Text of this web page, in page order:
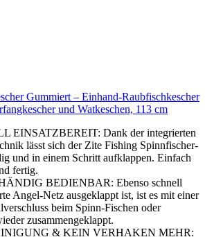
Gummiert – Einhand-Raubfischkescher
und Watkeschen, 113 cm
EINSATZBEREIT: Dank der integrierten
lässt sich der Zite Fishing Spinnfischer-
und in einem Schritt aufklappen. Einfach
fertig.
BEDIENBAR: Ebenso schnell
Angel-Netz ausgeklappt ist, ist es mit einer
beim Spinn-Fischen oder
zusammengeklappt.
& KEIN VERHAKEN MEHR: